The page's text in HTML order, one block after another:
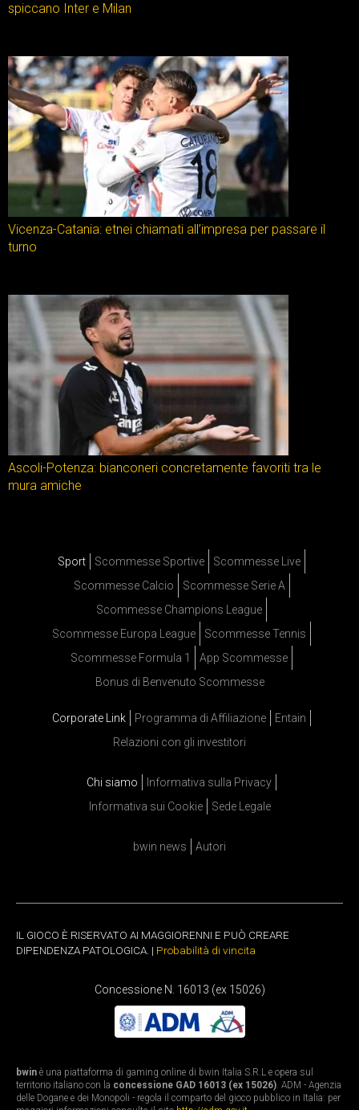
spiccano Inter e Milan
Vicenza-Catania: etnei chiamati all’impresa per passare il
turno
Ascoli-Potenza: bianconeri concretamente favoriti tra le
mura amiche
Sport Scommesse Sportive
Scommesse Live
Scommesse Calcio
Scommesse Serie A
Scommesse Champions League
Scommesse Europa League
Scommesse Tennis
Scommesse Formula 1
App Scommesse
Bonus di Benvenuto Scommesse
Corporate Link Programma di Affiliazione
Entain
Relazioni con gli investitori
Chi siamo
Informativa sulla Privacy
Informativa sui Cookie
Sede Legale
bwin news Autori
IL GIOCO È RISERVATO AI MAGGIORENNI E PUÒ CREARE
DIPENDENZA PATOLOGICA. | Probabilità di vincita
Concessione N. 16013 (ex 15026)
bwin è una piattaforma di gaming online di bwin Italia S.R.L e opera sul
territorio italiano con la concessione GAD 16013 (ex 15026). ADM - Agenzia
delle Dogane e dei Monopoli - regola il comparto del gioco pubblico in Italia: per